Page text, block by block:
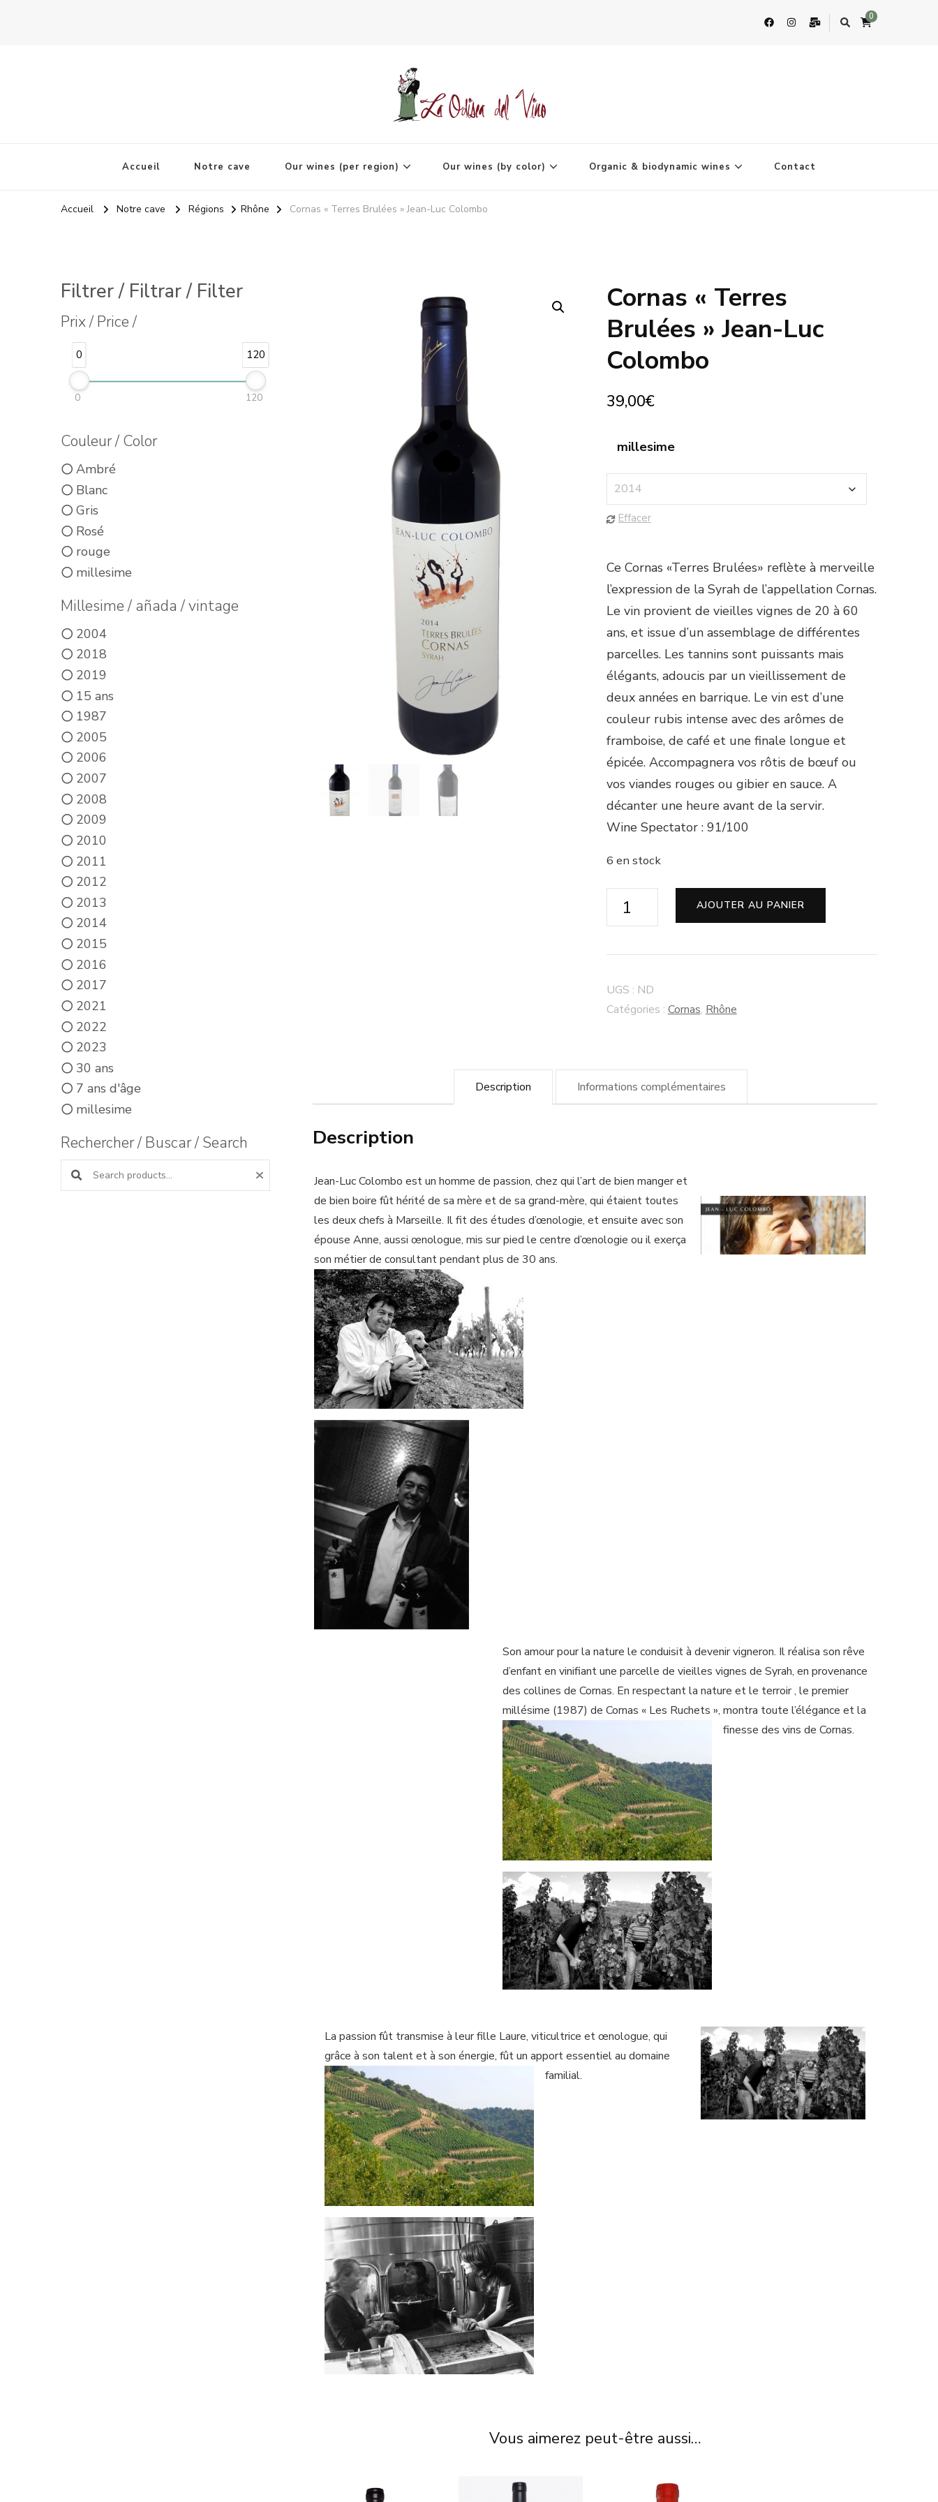
0
Accueil Notre cave Our wines (per region) Our wines (by color) Organic & biodynamic wines Contact
Accueil Notre cave Régions Rhône Cornas « Terres Brulées » Jean-Luc Colombo
🔍
Cornas « Terres
Brulées » Jean-Luc
Colombo
39,00€
millesime
Effacer
Ce Cornas «Terres Brulées» reflète à merveille
l’expression de la Syrah de l’appellation Cornas.
Le vin provient de vieilles vignes de 20 à 60
ans, et issue d’un assemblage de différentes
parcelles. Les tannins sont puissants mais
élégants, adoucis par un vieillissement de
deux années en barrique. Le vin est d’une
couleur rubis intense avec des arômes de
framboise, de café et une finale longue et
épicée. Accompagnera vos rôtis de bœuf ou
vos viandes rouges ou gibier en sauce. A
décanter une heure avant de la servir.
Wine Spectator : 91/100
6 en stock
quantité
Brulées"
Jean-
AJOUTER AU PANIER
UGS : ND
Catégories : Cornas, Rhône
Description Informations complémentaires
Description
Jean-Luc Colombo est un homme de passion, chez qui l’art de bien manger et
de bien boire fût hérité de sa mère et de sa grand-mère, qui étaient toutes
les deux chefs à Marseille. Il fit des études d’œnologie, et ensuite avec son
épouse Anne, aussi œnologue, mis sur pied le centre d’œnologie ou il exerça
son métier de consultant pendant plus de 30 ans.
Son amour pour la nature le conduisit à devenir vigneron. Il réalisa son rêve
d’enfant en vinifiant une parcelle de vieilles vignes de Syrah, en provenance
des collines de Cornas. En respectant la nature et le terroir , le premier
millésime (1987) de Cornas « Les Ruchets », montra toute l’élégance et la
finesse des vins de Cornas.
La passion fût transmise à leur fille Laure, viticultrice et œnologue, qui
grâce à son talent et à son énergie, fût un apport essentiel au domaine
familial.
Vous aimerez peut-être aussi…
Filtrer / Filtrar / Filter
Prix / Price /
0 120
0 120
Couleur / Color
Ambré
Blanc
Gris
Rosé
rouge
millesime
Millesime / añada / vintage
2004
2018
2019
15 ans
1987
2005
2006
2007
2008
2009
2010
2011
2012
2013
2014
2015
2016
2017
2021
2022
2023
30 ans
7 ans d'âge
millesime
Rechercher / Buscar / Search
Search products: